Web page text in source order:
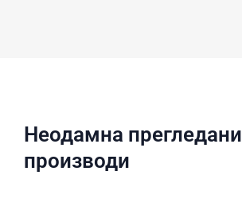
Неодамна прегледани
производи